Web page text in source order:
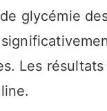
glycémie
Les